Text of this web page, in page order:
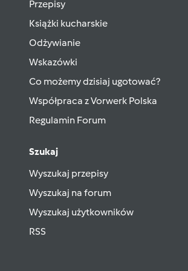
Przepisy
Książki kucharskie
Odżywianie
Wskazówki
Co możemy dzisiaj ugotować?
Współpraca z Vorwerk Polska
Regulamin Forum
Szukaj
Wyszukaj przepisy
Wyszukaj na forum
Wyszukaj użytkowników
RSS